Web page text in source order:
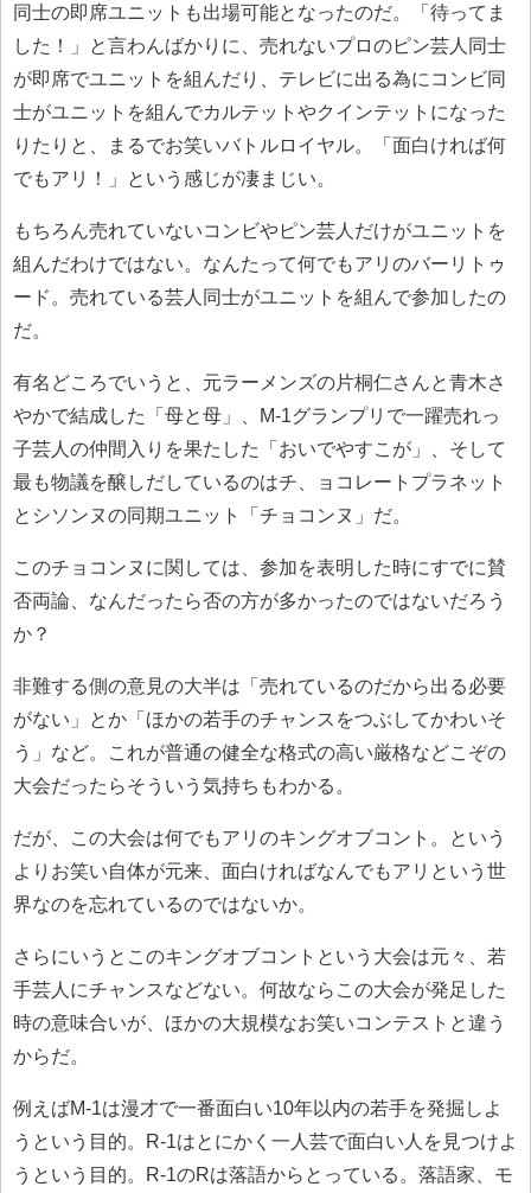
同士の即席ユニットも出場可能となったのだ。「待ってま
した！」と言わんばかりに、売れないプロのピン芸人同士
が即席でユニットを組んだり、テレビに出る為にコンビ同
士がユニットを組んでカルテットやクインテットになった
りたりと、まるでお笑いバトルロイヤル。「面白ければ何
でもアリ！」という感じが凄まじい。
もちろん売れていないコンビやピン芸人だけがユニットを
組んだわけではない。なんたって何でもアリのバーリトゥ
ード。売れている芸人同士がユニットを組んで参加したの
だ。
有名どころでいうと、元ラーメンズの片桐仁さんと青木さ
やかで結成した「母と母」、M-1グランプリで一躍売れっ
子芸人の仲間入りを果たした「おいでやすこが」、そして
最も物議を醸しだしているのはチ、ョコレートプラネット
とシソンヌの同期ユニット「チョコンヌ」だ。
このチョコンヌに関しては、参加を表明した時にすでに賛
否両論、なんだったら否の方が多かったのではないだろう
か？
非難する側の意見の大半は「売れているのだから出る必要
がない」とか「ほかの若手のチャンスをつぶしてかわいそ
う」など。これが普通の健全な格式の高い厳格などこぞの
大会だったらそういう気持ちもわかる。
だが、この大会は何でもアリのキングオブコント。という
よりお笑い自体が元来、面白ければなんでもアリという世
界なのを忘れているのではないか。
さらにいうとこのキングオブコントという大会は元々、若
手芸人にチャンスなどない。何故ならこの大会が発足した
時の意味合いが、ほかの大規模なお笑いコンテストと違う
からだ。
例えばM-1は漫才で一番面白い10年以内の若手を発掘しよ
うという目的。R-1はとにかく一人芸で面白い人を見つけよ
うという目的。R-1のRは落語からとっている。落語家、モ